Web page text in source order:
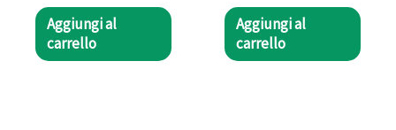
Aggiungi al
carrello
Aggiungi al
carrello